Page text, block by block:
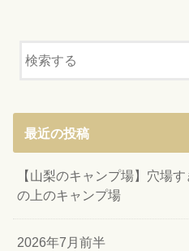
最近の投稿
【山梨のキャンプ場】穴場
の上のキャンプ場
2026年7月前半